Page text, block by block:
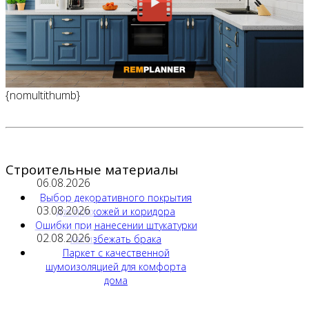
{nomultithumb}
Строительные материалы
06.08.2026
Выбор декоративного покрытия
для прихожей и коридора
03.08.2026
Ошибки при нанесении штукатурки
как избежать брака
02.08.2026
Паркет с качественной
шумоизоляцией для комфорта
дома